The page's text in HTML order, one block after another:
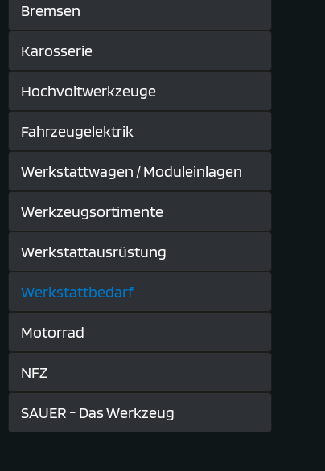
Bremsen
Karosserie
Hochvoltwerkzeuge
Fahrzeugelektrik
Werkstattwagen / Moduleinlagen
Werkzeugsortimente
Werkstattausrüstung
Werkstattbedarf
Motorrad
NFZ
SAUER - Das Werkzeug